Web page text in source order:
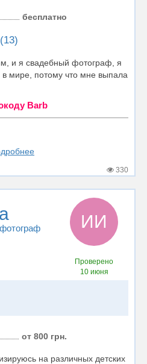
бесплатно
и я свадебный фотограф, я
в мире, потому что мне выпала
Barb
330
ИИ
Проверено
10 июня
от 800 грн.
на различных детских